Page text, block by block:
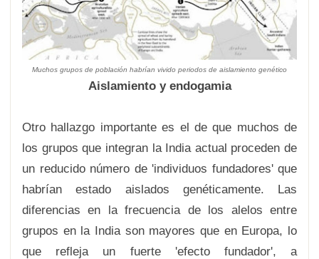
Muchos grupos de población habrían vivido periodos de aislamiento genético
Aislamiento y endogamia
Otro hallazgo importante es el de que muchos de
los grupos que integran la India actual proceden de
un reducido número de 'individuos fundadores' que
habrían estado aislados genéticamente. Las
diferencias en la frecuencia de los alelos entre
grupos en la India son mayores que en Europa, lo
que refleja un fuerte 'efecto fundador', a